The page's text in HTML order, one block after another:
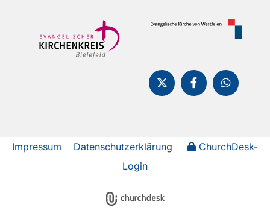
Impressum Datenschutzerklärung
ChurchDesk-
Login